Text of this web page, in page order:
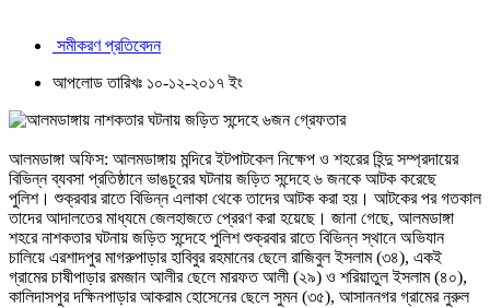
সমীকরণ প্রতিবেদন
আপলোড তারিখঃ ১০-১২-২০১৭ ইং
আলমডাঙ্গা অফিস: আলমডাঙ্গায় মন্দিরে ইটপাটকেল নিক্ষেপ ও শহরের হিন্দু সম্প্রদায়ের
বিভিন্ন ব্যবসা প্রতিষ্ঠানে ভাঙচুরের ঘটনায় জড়িত সন্দেহে ৬ জনকে আটক করেছে
পুলিশ। শুক্রবার রাতে বিভিন্ন এলাকা থেকে তাদের আটক করা হয়। আটকের পর গতকাল
তাদের আদালতের মাধ্যমে জেলহাজতে প্রেরণ করা হয়েছে। জানা গেছে, আলমডাঙ্গা
শহরে নাশকতার ঘটনায় জড়িত সন্দেহে পুলিশ শুক্রবার রাতে বিভিন্ন স্থানে অভিযান
চালিয়ে এরশাদপুর মাগরুপাড়ার হাবিবুর রহমানের ছেলে রাজিবুল ইসলাম (৩৪), একই
গ্রামের চাষীপাড়ার রমজান আলীর ছেলে মারফত আলী (২৯) ও শরিয়াতুল ইসলাম (৪০),
কালিদাসপুর দক্ষিনপাড়ার আকরাম হোসেনের ছেলে সুমন (৩৫), আসাননগর গ্রামের নুরুল